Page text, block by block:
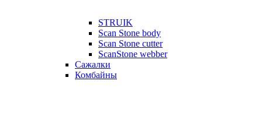
STRUIK
Scan Stone body
Scan Stone cutter
ScanStone webber
Сажалки
Комбайны